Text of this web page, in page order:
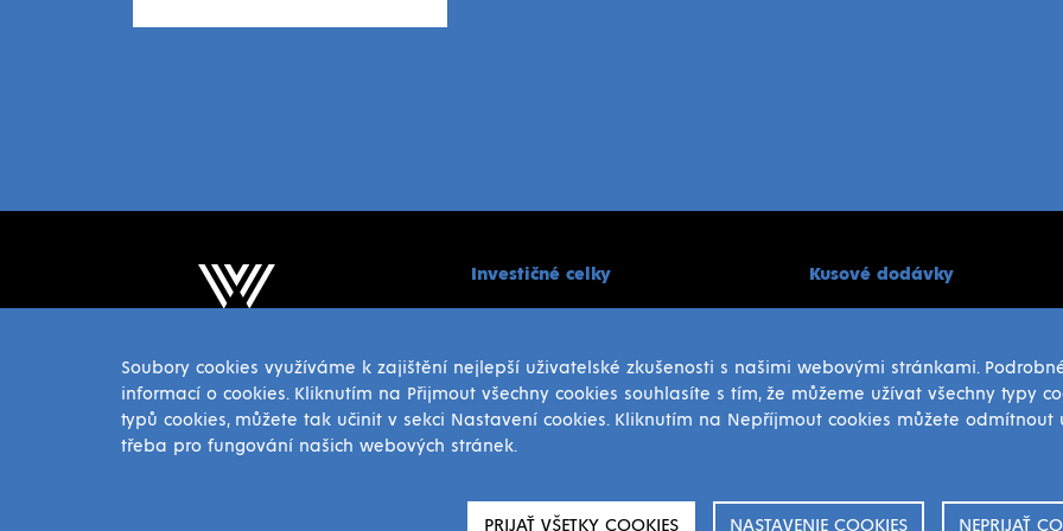
+421 55 728 9513
Investičné celky
Hutníctvo
Koksovne
Skládkové stroje
Kusové dodávky
Výkovky
Prevodovky
Mlecie gule
Soubory cookies využíváme k zajištění nejlepší uživatelské zkušenosti s našimi webovými stránkami.
informací o cookies. Kliknutím na Přijmout všechny cookies souhlasíte s tím, že můžeme užívat všechny typy
typů cookies, můžete tak učinit v sekci Nastavení cookies. Kliknutím na Nepříjmout cookies můžete odmítnout
třeba pro fungování našich webových stránek.
PRIJAŤ VŠETKY COOKIES NASTAVENIE COOKIES NEPRIJAŤ